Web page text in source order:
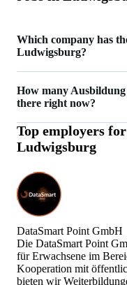
Which company has
Ludwigsburg?
Ludwigsburg.
How many
there right now?
Currently there are 6
Top employers for
Ludwigsburg
DataSmart Point GmbH
Die DataSmart Point
für Erwachsene im
Kooperation mit
bieten wir